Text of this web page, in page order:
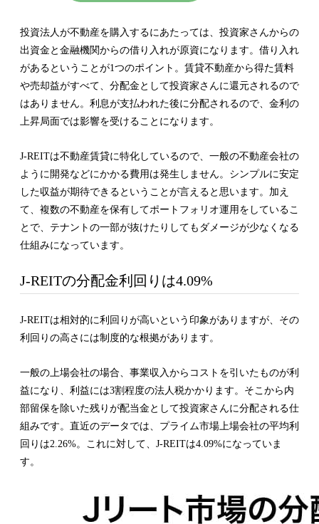
投資法人が不動産を購入するにあたっては、投資家さんからの
出資金と金融機関からの借り入れが原資になります。借り入れ
があるということが1つのポイント。賃貸不動産から得た賃料
や売却益がすべて、分配金として投資家さんに還元されるので
はありません。利息が支払われた後に分配されるので、金利の
上昇局面では影響を受けることになります。
J-REITは不動産賃貸に特化しているので、一般の不動産会社の
ように開発などにかかる費用は発生しません。シンプルに安定
した収益が期待できるということが言えると思います。加え
て、複数の不動産を保有してポートフォリオ運用をしているこ
とで、テナントの一部が抜けたりしてもダメージが少なくなる
仕組みになっています。
J-REITの分配金利回りは4.09%
J-REITは相対的に利回りが高いという印象がありますが、その
利回りの高さには制度的な根拠があります。
一般の上場会社の場合、事業収入からコストを引いたものが利
益になり、利益には3割程度の法人税かかります。そこから内
部留保を除いた残りが配当金として投資家さんに分配される仕
組みです。直近のデータでは、プライム市場上場会社の平均利
回りは2.26%。これに対して、J-REITは4.09%になっていま
す。